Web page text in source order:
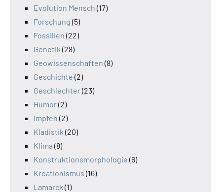
Evolution Mensch (17)
Forschung (5)
Fossilien (22)
Genetik (28)
Geowissenschaften (8)
Geschichte (2)
Geschlechter(23)
Humor(2)
Impfen (2)
Kladistik (20)
Klima (8)
Konstruktionsmorphologie (6)
Kreationismus (16)
Lamarck (1)